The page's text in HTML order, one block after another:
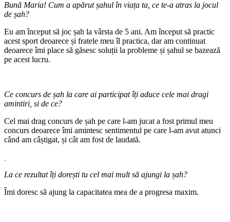
Bună Maria! Cum a apărut șahul în viața ta, ce te-a atras la jocul
de șah?
Eu am început să joc șah la vârsta de 5 ani. Am început să practic
acest sport deoarece și fratele meu îl practica, dar am continuat
deoarece îmi place să găsesc soluții la probleme și șahul se bazează
pe acest lucru.
Ce concurs de șah la care ai participat îți aduce cele mai dragi
amintiri, si de ce?
Cel mai drag concurs de șah pe care l-am jucat a fost primul meu
concurs deoarece îmi amintesc sentimentul pe care l-am avut atunci
când am câștigat, și cât am fost de laudată.
La ce rezultat îți dorești tu cel mai mult să ajungi la șah?
Îmi doresc să ajung la capacitatea mea de a progresa maxim.